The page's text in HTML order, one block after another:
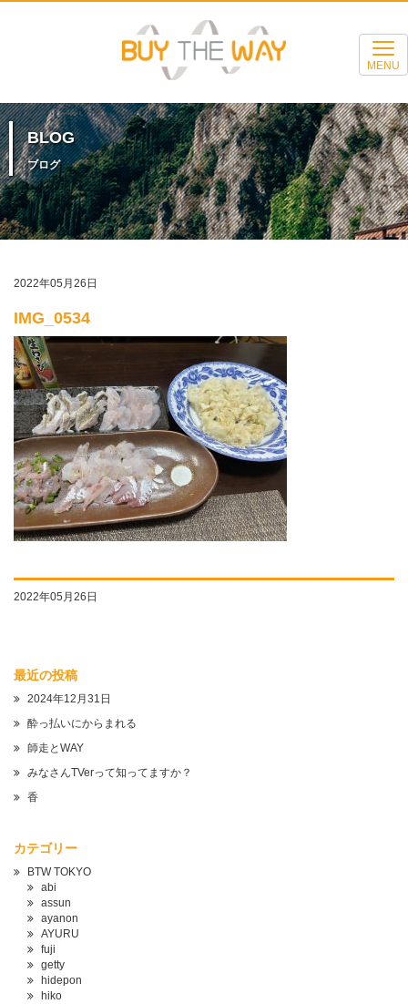
MENU
BLOG
ブログ
2022年05月26日
IMG_0534
2022年05月26日
最近の投稿
2024年12月31日
酔っ払いにからまれる
師走とWAY
みなさんTVerって知ってますか？
香
カテゴリー
BTW TOKYO
abi
assun
ayanon
AYURU
fuji
getty
hidepon
hiko